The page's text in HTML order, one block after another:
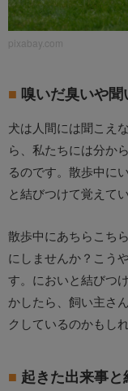
pixabay.com
嗅いだ臭いや
犬は人間には聞こえ
ら、私たちには分か
るのです。散歩中に
と結びつけて覚えてい
散歩中にあちらこち
にしませんか？こう
す。においと結びつ
かしたら、飼い主さ
クしているのかもし
起きた出来事